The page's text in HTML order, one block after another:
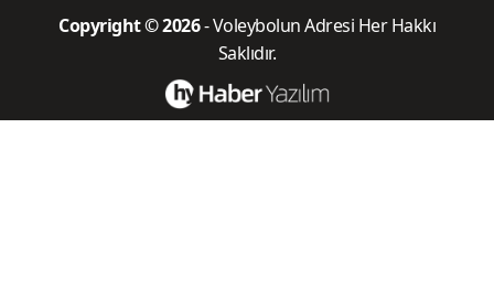
Copyright © 2026- Voleybolun Adresi Her Hakkı
Saklıdır.